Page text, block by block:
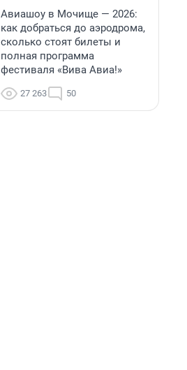
Авиашоу в Мочище — 2026:
как добраться до аэродрома,
сколько стоят билеты и
полная программа
фестиваля «Вива Авиа!»
27 263 50